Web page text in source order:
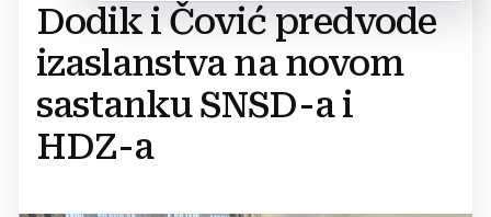
Dodik i Čović predvode
izaslanstva na novom
sastanku SNSD-a i
HDZ-a